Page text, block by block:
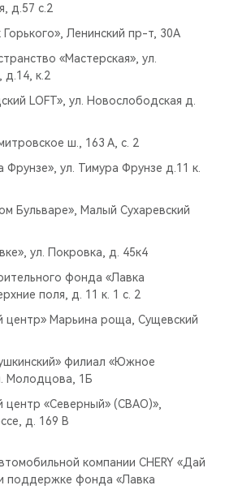
д.57 с.2
Ленинский пр-т, 30А
«Мастерская», ул.
д.14, к.2
LOFT», ул. Новослободская д.
ш., 163 А, с. 2
Фрунзе», ул. Тимура Фрунзе д.11 к.
Бульваре», Малый Сухаревский
ул. Покровка, д. 45к4
фонда «Лавка
поля, д. 11 к. 1 с. 2
центр» Марьина роща, Сущевский
филиал «Южное
Молодцова, 1Б
центр «Северный» (СВАО)»,
д. 169 В
компании CHERY «Дай
поддержке фонда «Лавка